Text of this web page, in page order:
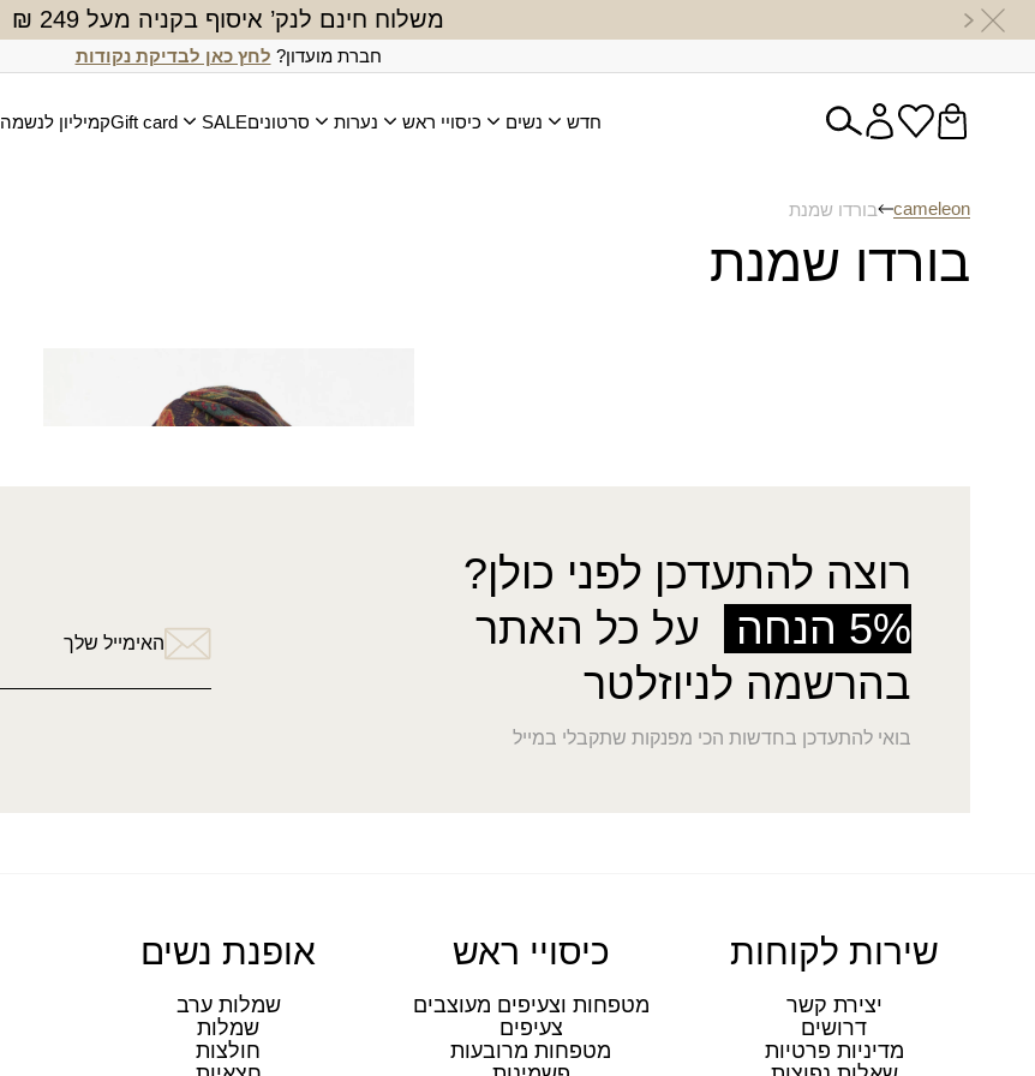
משלוח חינם לנק’ איסוף בקניה מעל 249 ₪
חברת מועדון? לחץ כאן לבדיקת נקודות
חדש נשים כיסויי ראש נערות סרטוניםSALE
Gift cardקמיליון לנשמה
cameleon בורדו שמנת
בורדו שמנת
רוצה להתעדכן לפני כולן?
5% הנחה
על כל האתר
בהרשמה לניוזלטר
בואי להתעדכן בחדשות הכי מפנקות שתקבלי במייל
האימייל שלך
שירות לקוחות
יצירת קשר
דרושים
מדיניות פרטיות
כיסויי ראש
מטפחות וצעיפים מעוצבים
צעיפים
מטפחות מרובעות
אופנת נשים
שמלות ערב
שמלות
חולצות